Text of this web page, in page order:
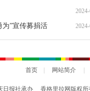
为”宣传募捐活